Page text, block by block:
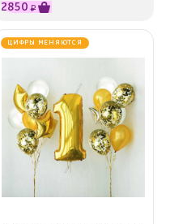
2850 ₽
ЦИФРЫ МЕНЯЮТСЯ